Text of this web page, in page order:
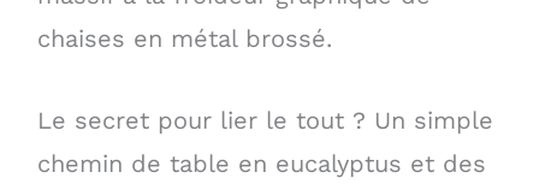
chaises en métal brossé.
Le secret pour lier le tout ? Un simple
chemin de table en eucalyptus et des